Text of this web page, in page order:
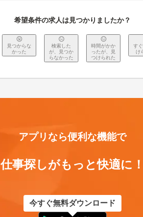
希望条件の求人は見つかりましたか？
見つからな
かった
検索した
が、見つか
らなかった
時間がかか
ったが、見
つけられた
す
け
アプリなら便利な機能で
仕事探しがもっと快適に
今すぐ無料ダウンロード